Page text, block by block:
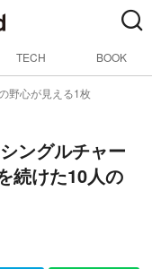
TECH BOOK
野心が見える1枚
ングルチャー
続けた10人の